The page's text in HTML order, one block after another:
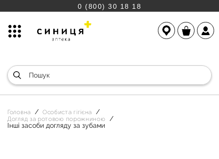
0 (800) 30 18 18
Головна
Особиста гігієна
Догляд за ротовою порожниною
Інші засоби догляду за зубами